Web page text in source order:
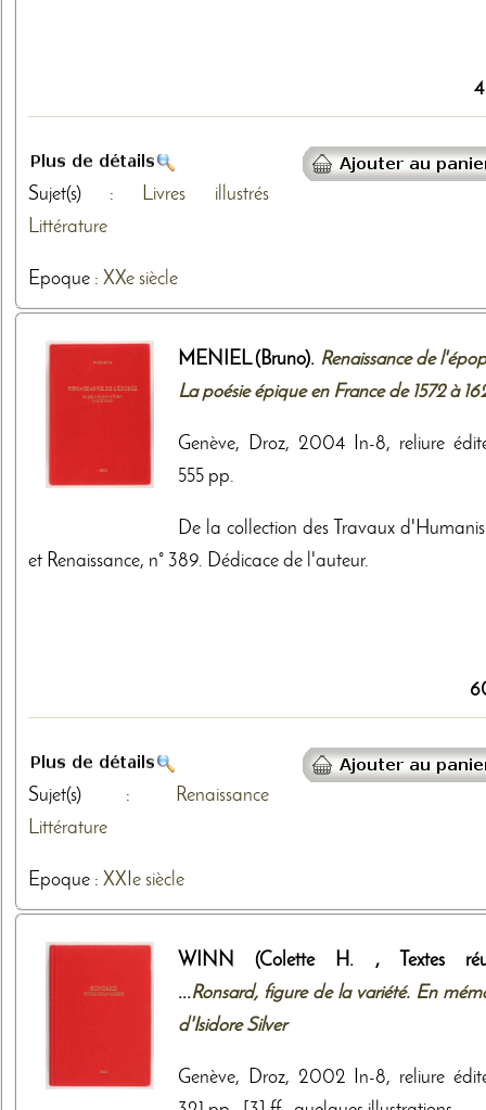
Sujet(s) :
Livres illustrés
Littérature
Epoque : XXe siècle
MENIEL (Bruno). Renaissance de
La poésie épique en France de 1572 à
Genève, Droz, 2004 In-8, reliure
555 pp.
De la collection des Travaux
et Renaissance, n° 389. Dédicace de l'auteur.
Sujet(s) :
Renaissance
Littérature
Epoque : XXIe siècle
WINN (Colette H. , Textes
...Ronsard, figure de la variété. En
d'Isidore Silver
Genève, Droz, 2002 In-8, reliure